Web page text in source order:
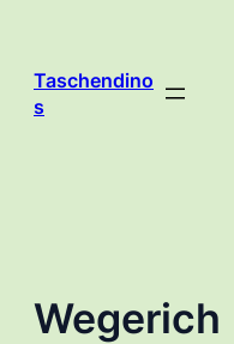
springen
Taschendino
s
Wegerich